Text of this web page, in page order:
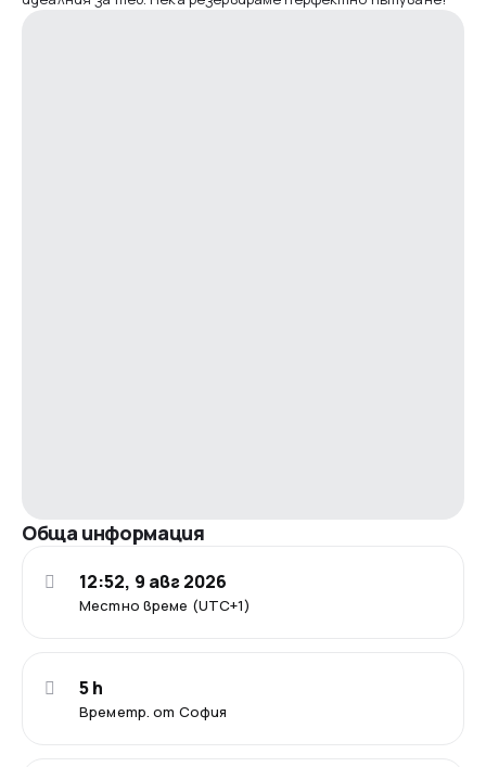
Обща информация
Местно време (UTC+1)
12:52, 9 авг 2026
Времетр. от София
5 h